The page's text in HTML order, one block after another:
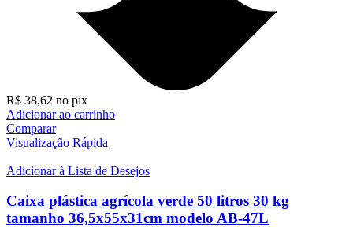
R$ 38,62 no pix
Adicionar ao carrinho
Comparar
Visualização Rápida
Adicionar à Lista de Desejos
Caixa plástica agrícola verde 50 litros 30 kg
tamanho 36,5x55x31cm modelo AB-47L